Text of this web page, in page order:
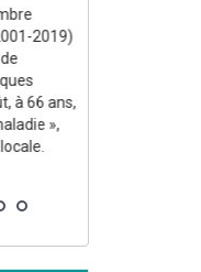
2019)
à 66 ans,
»,